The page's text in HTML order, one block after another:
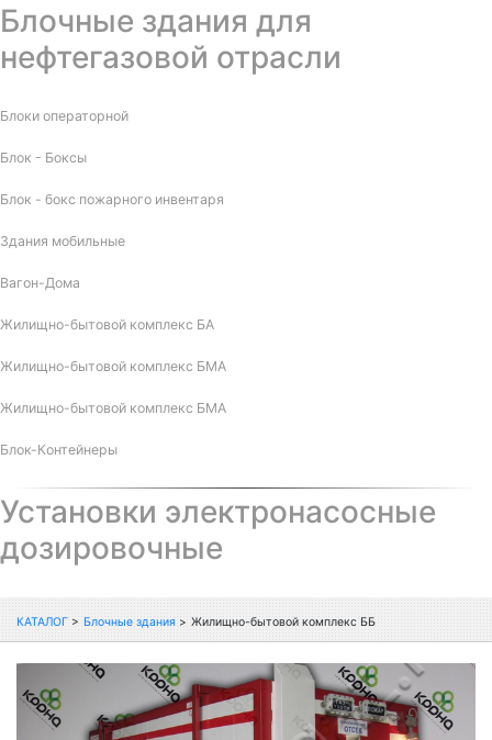
Блочные здания для
нефтегазовой отрасли
Блоки операторной
Блок - Боксы
Блок - бокс пожарного инвентаря
Здания мобильные
Вагон-Дома
Жилищно-бытовой комплекс БА
Жилищно-бытовой комплекс БМА
Жилищно-бытовой комплекс БМА
Блок-Контейнеры
Установки электронасосные
дозировочные
КАТАЛОГ > Блочные здания > Жилищно-бытовой комплекс ББ